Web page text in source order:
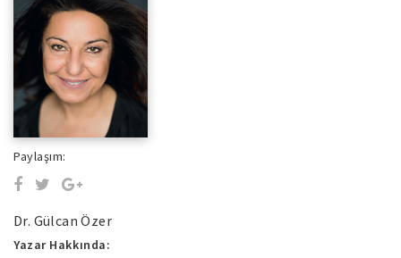
Paylaşım:
Dr. Gülcan Özer
Yazar Hakkında: